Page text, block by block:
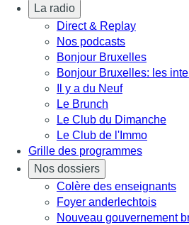
La radio
Direct & Replay
Nos podcasts
Bonjour Bruxelles
Bonjour Bruxelles: les
Il y a du Neuf
Le Brunch
Le Club du Dimanche
Le Club de l'Immo
Grille des programmes
Nos dossiers
Colère des enseignants
Foyer anderlechtois
Nouveau gouvernement